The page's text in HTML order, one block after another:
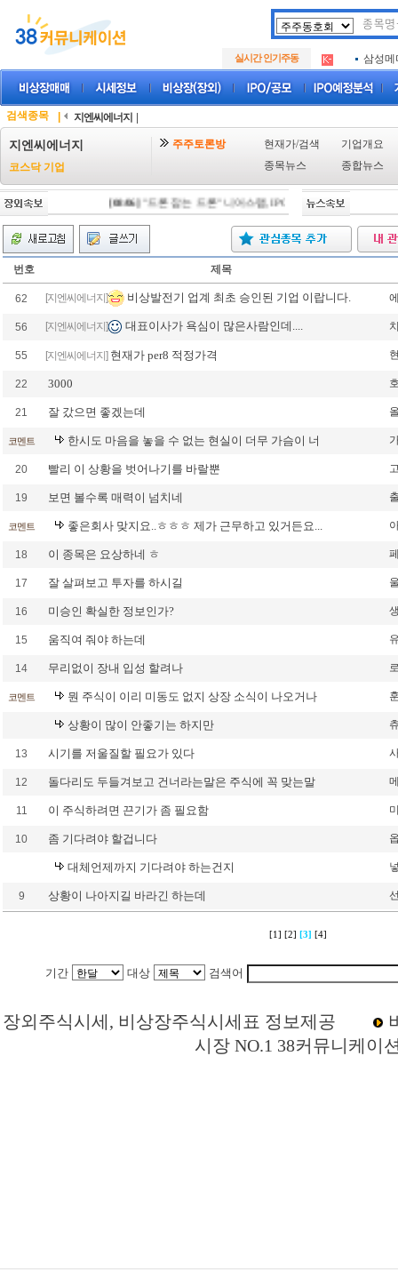
실시간 인기주동
.
아크로
삼성메
.
아크로
.
아하
검색종목 지엔씨에너지
지엔씨에너지
코스닥 기업
주주토론방 현재가/검색
기업개요
종목뉴스
종합뉴스
[08/06]"드론 잡는 드론" 니어스랩, IPO 시동 "2029년 방공망 체
번호 제목
62 [지엔씨에너지] 비상발전기 업계 최초 승인된 기업 이랍니다.
56 [지엔씨에너지] 대표이사가 욕심이 많은사람인데....
55 [지엔씨에너지] 현재가 per8 적정가격
22 3000
21 잘 갔으면 좋겠는데
코멘트 한시도 마음을 놓을 수 없는 현실이 더무 가슴이 너
20 빨리 이 상황을 벗어나기를 바랄뿐
19 보면 볼수록 매력이 넘치네
코멘트 좋은회사 맞지요..ㅎㅎㅎ 제가 근무하고 있거든요...
18 이 종목은 요상하네 ㅎ
17 잘 살펴보고 투자를 하시길
16 미승인 확실한 정보인가?
15 움직여 줘야 하는데
14 무리없이 장내 입성 할려나
코멘트 뭔 주식이 이리 미동도 없지 상장 소식이 나오거나
상황이 많이 안좋기는 하지만
13 시기를 저울질할 필요가 있다
12 돌다리도 두들겨보고 건너라는말은 주식에 꼭 맞는말
11 이 주식하려면 끈기가 좀 필요함
10 좀 기다려야 할겁니다
대체언제까지 기다려야 하는건지
9 상황이 나아지길 바라긴 하는데
[1] [2] [3] [4]
기간 대상 검색어
장외주식시세, 비상장주식시세표 정보제공
시장 NO.1 38커뮤니케이